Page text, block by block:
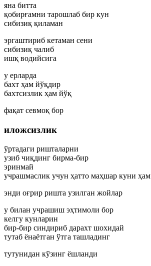
яна битта
қобирғамни тарошлаб бир кун
сибизиқ қиламан
эргаштириб кетаман сени
сибизиқ чалиб
ишқ водийсига
у ерларда
бахт ҳам йўқдир
бахтсизлик ҳам йўқ
фақат севмоқ бор
иложсизлик
ўртадаги ришталарни
узиб чиқдинг бирма-бир
эринмай
учрашмаслик учун ҳатто маҳшар куни ҳам
энди оғрир ришта узилган жойлар
у билан учрашиш эҳтимоли бор
келгу кунларин
бир-бир синдириб дарахт шохидай
тутаб ёнаётган ўтга ташладинг
тутунидан кўзинг ёшланди